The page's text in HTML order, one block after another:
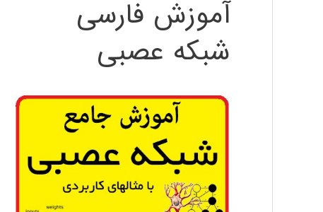
آموزش فارسی
شبکه عصبی